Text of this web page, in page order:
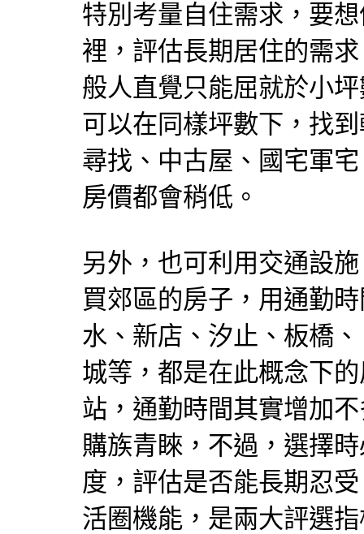
特別考量自住需求，要
裡，評估長期居住的需
般人直覺只能屈就於小
可以在同樣坪數下，找
尋找、中古屋、國宅軍
房價都會稍低。
另外，也可利用交通設
買郊區的房子，用通勤
水、新店、汐止、板橋
城等，都是在此概念下
站，通勤時間其實增加
購族青睞，不過，選擇
度，評估是否能長期忍
活圈機能，是兩大評選